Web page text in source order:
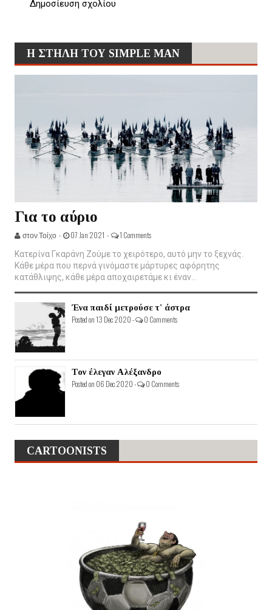
Δημοσίευση σχολίου
Η ΣΤΗΛΗ ΤΟΥ SIMPLE MAN
Για το αύριο
στον Τοίχο - 07 Jan 2021 - 1 Comments
Κατερίνα Γκαράνη Ζούμε το χειρότερο, αυτό μην το ξεχνάς.
Κάθε μέρα που περνά γινόμαστε μάρτυρες αφόρητης
κατάθλιψης, κάθε μέρα αποχαιρετάμε κι έναν...
Ένα παιδί μετρούσε τ' άστρα
Posted on 13 Dec 2020 - 0 Comments
Τον έλεγαν Αλέξανδρο
Posted on 06 Dec 2020 - 0 Comments
CARTOONISTS